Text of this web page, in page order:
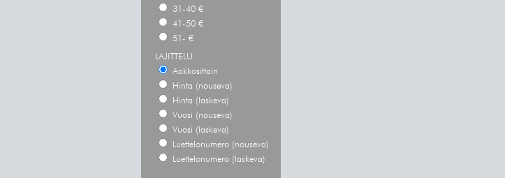
31-40 €
41-50 €
51- €
LAJITTELU
Aakkosittain
Hinta (nouseva)
Hinta (laskeva)
Vuosi (nouseva)
Vuosi (laskeva)
Luettelonumero (nouseva)
Luettelonumero (laskeva)